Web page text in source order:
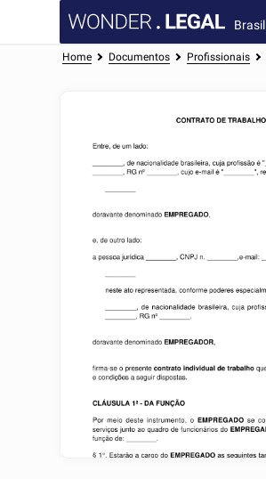
Brasil
Home Documentos Profissionais